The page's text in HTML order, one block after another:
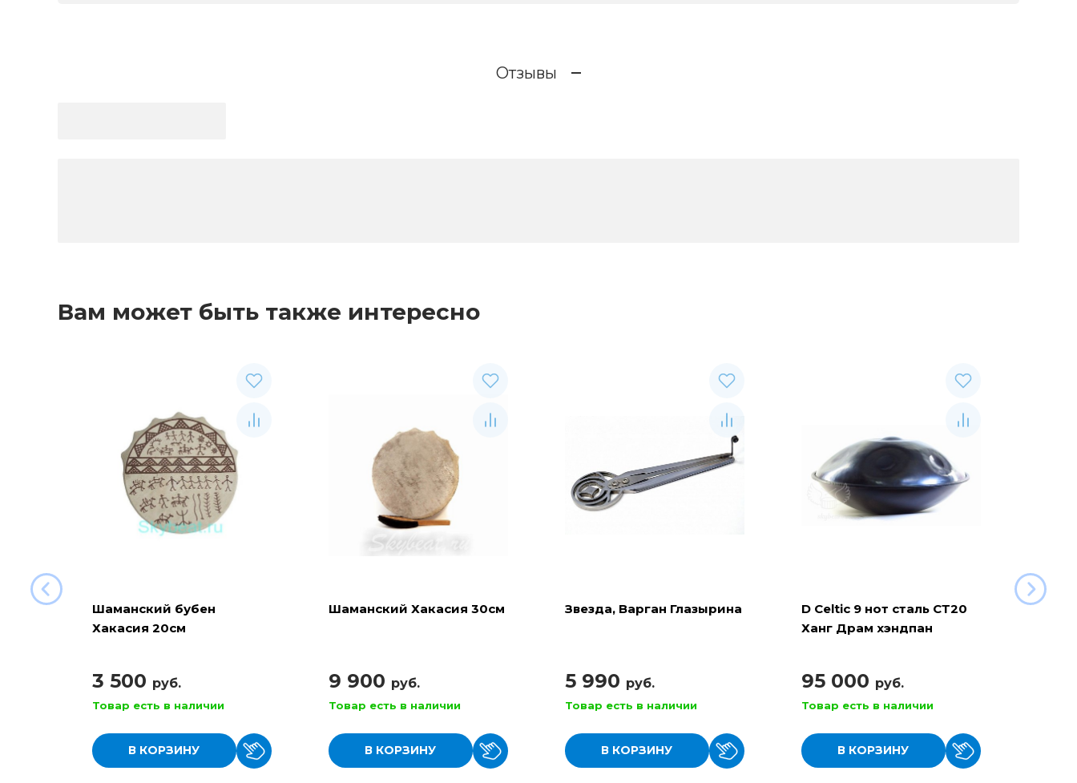
Отзывы
Вам может быть также интересно
Шаманский бубен
Хакасия 20см
3 500 руб.
Товар есть в наличии
В КОРЗИНУ
Шаманский Хакасия 30см
9 900 руб.
Товар есть в наличии
В КОРЗИНУ
Звезда, Варган Глазырина
5 990 руб.
Товар есть в наличии
В КОРЗИНУ
D Celtic 9 нот сталь СТ20
Ханг Драм хэндпан
95 000 руб.
Товар есть в наличии
В КОРЗИНУ
Баян